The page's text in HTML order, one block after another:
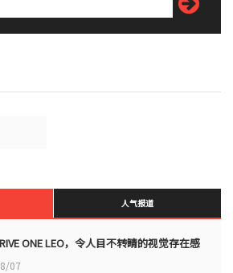
人气报道
ONE LEO，令人目不转睛的视觉存在感
07